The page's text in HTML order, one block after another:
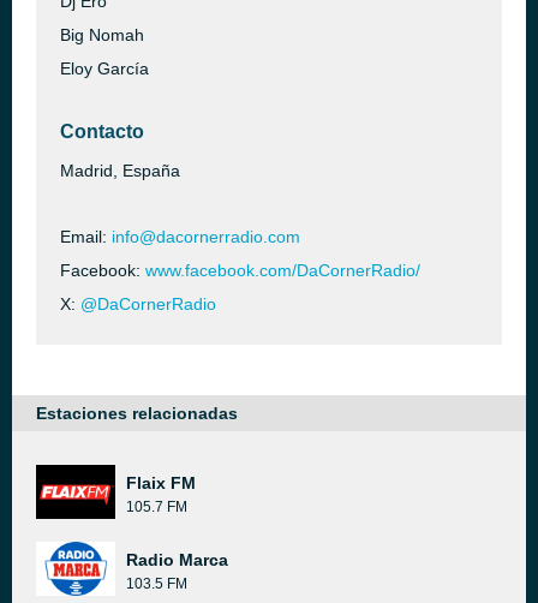
Big Nomah
Eloy García
Contacto
Madrid, España
Email: info@dacornerradio.com
Facebook: www.facebook.com/DaCornerRadio/
X: @DaCornerRadio
Estaciones relacionadas
Flaix FM
105.7 FM
Radio Marca
103.5 FM